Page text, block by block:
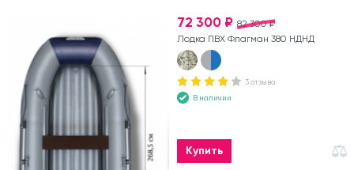
82 300 ₽
72 300 ₽
Лодка ПВХ Флагман 380 НДНД
3 отзыва
В наличии
Купить